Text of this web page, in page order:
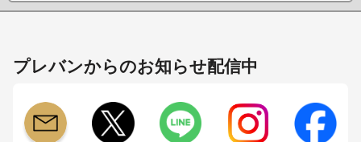
プレバンからのお知らせ配信中